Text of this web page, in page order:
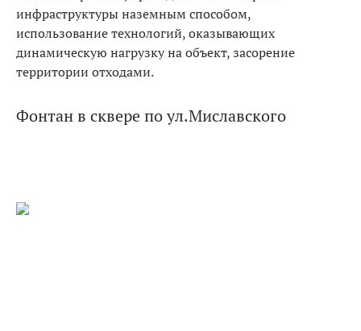
инфраструктуры наземным способом,
использование технологий, оказывающих
динамическую нагрузку на объект, засорение
территории отходами.
Фонтан в сквере по ул.Миславского